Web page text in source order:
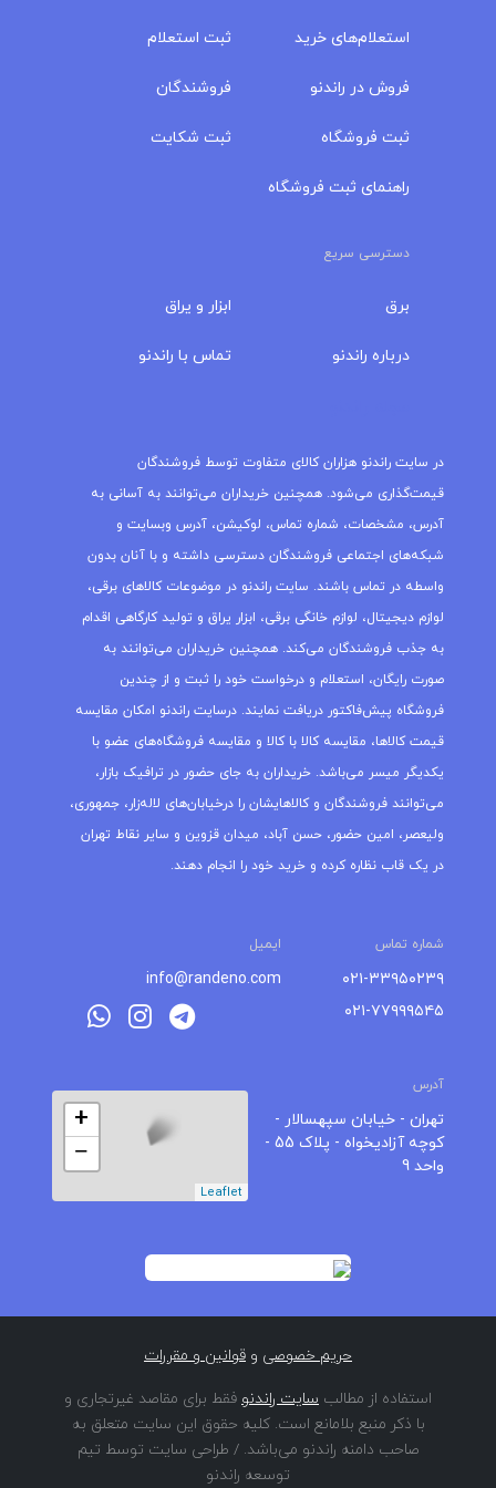
استعلام‌های خرید
فروش در راندنو
ثبت فروشگاه
راهنمای ثبت فروشگاه
ثبت استعلام
فروشندگان
ثبت شکایت
دسترسی سریع
برق
درباره‌ راندنو
ابزار و یراق
تماس با راندنو
در سایت راندنو هزاران کالای متفاوت توسط فروشندگان
قیمت‌گذاری می‌شود. همچنین خریداران می‌توانند به آسانی به
آدرس، مشخصات، شماره تماس، لوکیشن، آدرس وبسایت و
شبکه‌های اجتماعی فروشندگان دسترسی داشته و با آنان بدون
واسطه در تماس باشند. سایت راندنو در موضوعات کالاهای برقی،
لوازم دیجیتال، لوازم خانگی برقی، ابزار یراق و تولید کارگاهی اقدام
به جذب فروشندگان می‌کند. همچنین خریداران می‌توانند به
صورت رایگان، استعلام و درخواست خود را ثبت و از چندین
فروشگاه پیش‌فاکتور دریافت نمایند. درسایت راندنو امکان مقایسه
قیمت کالاها، مقایسه کالا با کالا و مقایسه فروشگاه‌های عضو با
یکدیگر میسر می‌باشد. خریداران به جای حضور در ترافیک بازار،
می‌توانند فروشندگان و کالاهایشان را درخیابان‌های لاله‌زار، جمهوری،
ولیعصر، امین حضور، حسن آباد، میدان قزوین و سایر نقاط تهران
در یک قاب نظاره کرده و خرید خود را انجام دهند.
شماره تماس ایمیل
۰۲۱-۳۳۹۵۰۲۳۹
۰۲۱-۷۷۹۹۹۵۴۵
info@randeno.com
آدرس
تهران - خیابان سپهسالار -
کوچه آزادیخواه - پلاک 55 -
واحد 9
+
−
Leaflet
حریم خصوصی و قوانین و مقررات
استفاده از مطالب سایت راندنو فقط برای مقاصد غیرتجاری و
با ذکر منبع بلامانع است. کلیه حقوق این سایت متعلق به
صاحب دامنه راندنو می‌باشد. / طراحی سایت توسط تیم
توسعه راندنو